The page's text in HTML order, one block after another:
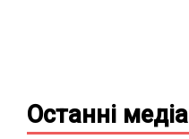
Останні медіа